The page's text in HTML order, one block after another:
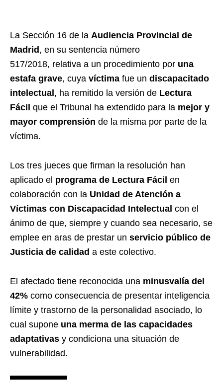
La Sección 16 de la Audiencia Provincial de
Madrid, en su sentencia número
517/2018, relativa a un procedimiento por una
estafa grave, cuya víctima fue un discapacitado
intelectual, ha remitido la versión de Lectura
Fácil que el Tribunal ha extendido para la mejor y
mayor comprensión de la misma por parte de la
víctima.
Los tres jueces que firman la resolución han
aplicado el programa de Lectura Fácil en
colaboración con la Unidad de Atención a
Víctimas con Discapacidad Intelectual con el
ánimo de que, siempre y cuando sea necesario, se
emplee en aras de prestar un servicio público de
Justicia de calidad a este colectivo.
El afectado tiene reconocida una minusvalía del
42% como consecuencia de presentar inteligencia
límite y trastorno de la personalidad asociado, lo
cual supone una merma de las capacidades
adaptativas y condiciona una situación de
vulnerabilidad.